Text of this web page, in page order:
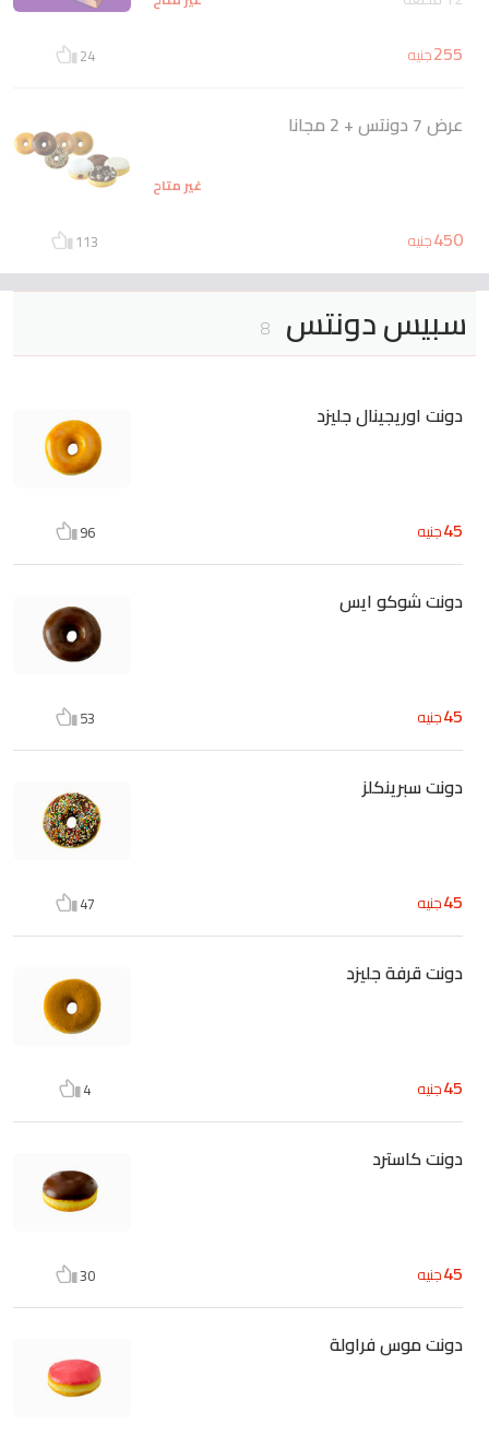
255جنيه 24
عرض 7 دونتس + 2 مجانا
غير متاح
450جنيه 113
سبيس دونتس 8
دونت اوريجينال جليزد
45جنيه 96
دونت شوكو ايس
45جنيه 53
دونت سبرينكلز
45جنيه 47
دونت قرفة جليزد
45جنيه 4
دونت كاسترد
45جنيه 30
دونت موس فراولة